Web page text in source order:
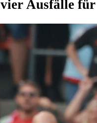
Ausfälle für